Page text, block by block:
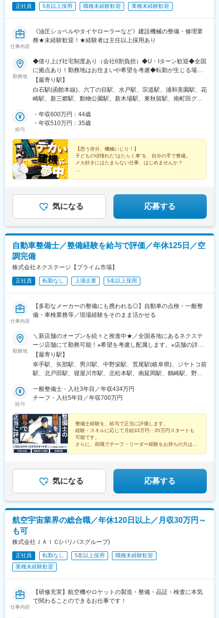
正社員 5名以上採用 職種未経験歓迎 業種未経験歓迎
仕事内容
《油圧ショベルやタイヤローラーなど》建設機械の整備・修理業
務★未経験歓迎！★経験者は主任以上採用あり
勤務地
◆借り上げ社宅制度あり（会社6割負担）◆U・Iターン歓迎◆全国
に拠点あり！勤務地はお住まいや希望を考慮◆転勤が生じる場合
は事前相談◆車通勤OK＝＝＝＝＝＝＝＝＝＝＝＝＝＝＝＝＝＝＝
＝＝＝＝【※重点募集エリア※】・名古屋営業所 愛知県名古屋
市・名北営業所 愛知県春日井市・東京営業所 東京都江東
＝＝＝＝＝＝＝＝＝＝【募集エリア】《北海道・東北》北海道、
宮城《関東》茨城、埼玉、千葉、東京、神奈川《北信越・東海》
賀※受動喫煙防止対策：敷地内喫煙可能場所あり
【最寄り駅】
白石駅(函館本線)、六丁の目駅、水戸駅、宗道駅、浦和美園駅、花
崎駅、新三郷駅、動物公園駅、新木場駅、東秋留駅、南町田グラ
(新潟県)、稲永駅、高蔵寺駅、上島駅、総持寺駅、津守駅、鬼無
駅、白木原駅、下曽根駅、鳥栖駅
給与
・年収600万円：44歳
・年収510万円：35歳
【思う存分、機械いじり！】
子どもの頃憧れた“はたらく車”を、自分の手で整備。
メカ好きにはたまらない仕事、はじめませんか？
■遅くとも19時には終了
■上場企業グループ
気になる 応募する
自動車整備士／整備経験を給与で評価／年休125日／空
調完備
株式会社ネクステージ【プライム市場】
正社員 転勤なし 上場企業 5名以上採用
仕事内容
【多彩なメーカーの整備にも携われる◎】自動車の点検・一般整
備・車検業務等／現場経験をそのまま活かせる
勤務地
＼新店舗のオープンを続々と推進中★／全国各地にあるネクステ
ージ店舗にて勤務可能！※希望を考慮し配属します。※店舗の詳細
については下記＜勤務地一覧＞をご確認ください。＜ 働き方の
選択が可能です！ ＞ネクステージでは3つの働き方があります。
1、全国転勤ありの『グローバル型』2、近隣エリア内の『中域
りますが、ご自身のライフスタイルや理想のキャリアに合わせ
て、働き方をご選択いただけます！★自動車通勤OK（一部除く）
県東茨城郡茨城町長岡矢頭3530SUV LAND名古屋／愛知県名古屋
市緑区大高町丸の内36番1
【最寄り駅】
幸手駅、矢部駅、男川駅、中野栄駅、荒尾駅(岐阜県)、ジヤトコ前
駅、北戸田駅、寝屋川市駅、北松本駅、南延岡駅、鶴崎駅、野々
駅(名古屋市営)、美合駅、朝菜町駅、小池駅、西小泉駅、日進駅
(愛知県)、置賜駅、石浜駅、岡本駅(栃木県)、矢場町駅、竜王駅、
(山口県)、南町田グランベリーパーク駅、岐南駅、新浜松駅、東新
潟駅、長泉なめり駅、港南台駅、船岡駅(宮城県)、塚目駅、東陽町
駅、新金岡駅、喜多山駅(愛知県)、東静岡駅、幕張駅、牛山駅、南
草津駅、西那須野駅、湘南深沢駅、道ノ尾駅、南大高駅、土橋駅
(愛媛県)、鼓ケ浦駅、神領駅、森林公園駅(北海道)、西飾磨駅、土
ししぶ駅、センター南駅、泉中央駅、佐賀駅、千川駅、南郷１８
丁目駅、下松駅(大阪府)、水城駅、高塚駅、南大分駅、倉見駅、折
尾駅、黒松駅(宮城県)、柏林台駅、竹下駅、矢向駅、豊明駅、赤嶺
(青森県)、知寄町二丁目駅、岩手飯岡駅、入谷駅(神奈川県)、小古
曽駅、研究学園駅、摂津駅、神明町駅、塩釜口駅、漆山駅(山形
荒子川公園駅、積志駅、箕面船場阪大前駅、竜田口駅、五箇荘
み駅、高蔵寺駅、柏たなか駅、美濃川合駅、習志野駅、西新町
駅、新利府駅、名和駅(愛知県)、春江駅、発寒駅、江南駅(愛知
公津の杜駅、羽犬塚駅、信濃国分寺駅、大須観音駅、長沼駅(静岡
県)、京成幕張駅、赤迫駅、本郷駅(愛知県)、センター北駅、要町
給与
一般整備士・入社3年目／年収434万円
チーフ・入社5年目／年収700万円
整備士経験を、給与で正当に評価します。
経験・スキルに応じて月給33万円・35万円スタートも
可能です。
さらに、前職でチーフ・リーダー経験をお持ちの方は、
気になる 応募する
航空宇宙業界の総合職／年休120日以上／月収30万円～
も可
株式会社ＪＡＩＣ(パリパスグループ)
正社員 転勤なし 5名以上採用
職種未経験歓迎
業種未経験歓迎
仕事内容
【研修充実】航空機やロケットの製造・整備・品証・検査に本気
で関わることのできるお仕事です！